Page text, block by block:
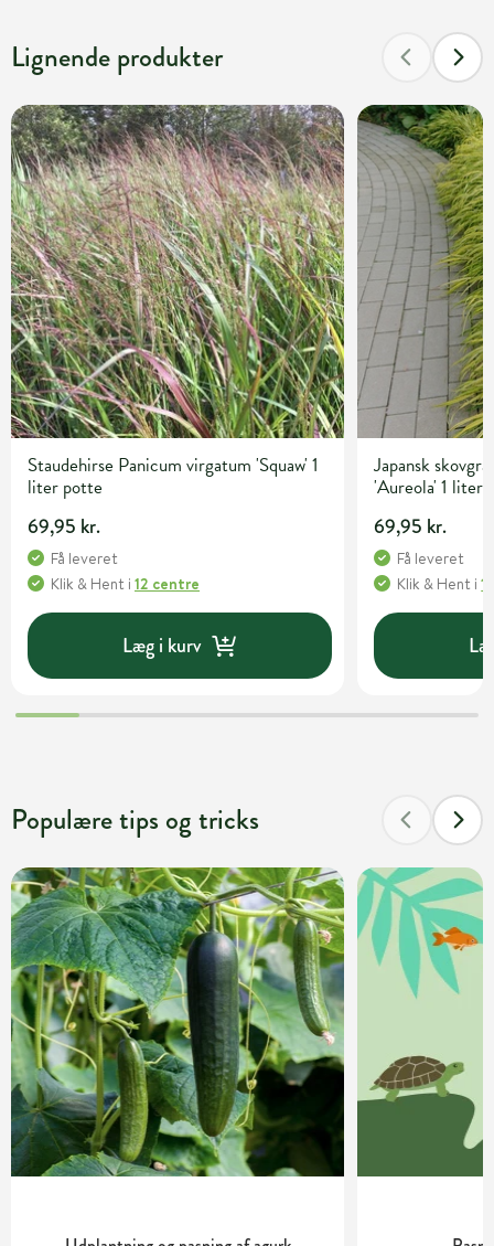
Lignende produkter
Staudehirse Panicum virgatum 'Squaw' 1
liter potte
69,95 kr.
Få leveret
Klik & Hent i 12 centre
Læg i kurv
Japansk
'Aureola' 1 liter
69,95 kr.
Få leveret
Klik & Hent i
Populære tips og tricks